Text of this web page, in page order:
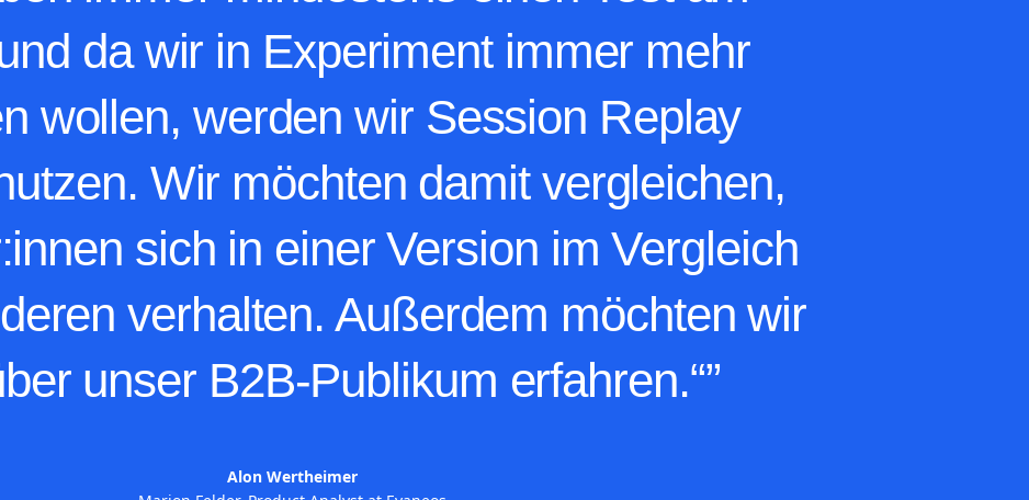
immer mindestens einen Test am
da wir in Experiment immer mehr
wollen, werden wir Session Replay
Wir möchten damit vergleichen,
sich in einer Version im Vergleich
verhalten. Außerdem möchten wir